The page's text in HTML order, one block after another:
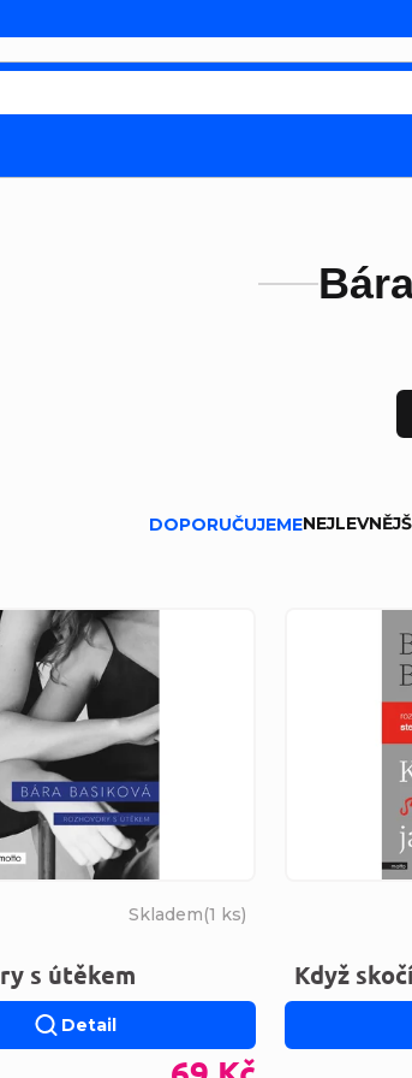
produktů
DOPORUČUJEME
produktů
s útěkem
Skladem(1 ks)
Detail
Když